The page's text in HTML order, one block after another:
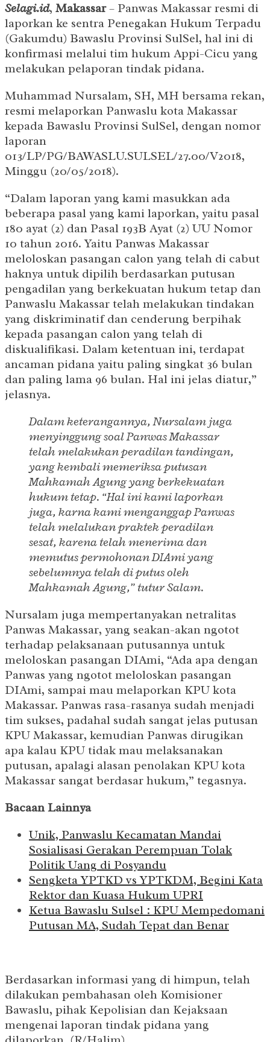
Selagi.id, Makassar– Panwas Makassar resmi di
laporkan ke sentra Penegakan Hukum Terpadu
(Gakumdu) Bawaslu Provinsi SulSel, hal ini di
konfirmasi melalui tim hukum Appi-Cicu yang
melakukan pelaporan tindak pidana.
Muhammad Nursalam, SH, MH bersama rekan,
resmi melaporkan Panwaslu kota Makassar
kepada Bawaslu Provinsi SulSel, dengan nomor
laporan
013/LP/PG/BAWASLU.SULSEL/27.00/V2018,
Minggu (20/05/2018).
“Dalam laporan yang kami masukkan ada
beberapa pasal yang kami laporkan, yaitu pasal
180 ayat (2) dan Pasal 193B Ayat (2) UU Nomor
10 tahun 2016. Yaitu Panwas Makassar
meloloskan pasangan calon yang telah di cabut
haknya untuk dipilih berdasarkan putusan
pengadilan yang berkekuatan hukum tetap dan
Panwaslu Makassar telah melakukan tindakan
yang diskriminatif dan cenderung berpihak
kepada pasangan calon yang telah di
diskualifikasi. Dalam ketentuan ini, terdapat
ancaman pidana yaitu paling singkat 36 bulan
dan paling lama 96 bulan. Hal ini jelas diatur,”
jelasnya.
Dalam keterangannya, Nursalam juga
menyinggung soal Panwas Makassar
telah melakukan peradilan tandingan,
yang kembali memeriksa putusan
Mahkamah Agung yang berkekuatan
hukum tetap. “Hal ini kami laporkan
juga, karna kami menganggap Panwas
telah melalukan praktek peradilan
sesat, karena telah menerima dan
memutus permohonan DIAmi yang
sebelumnya telah di putus oleh
Mahkamah Agung,” tutur Salam.
Nursalam juga mempertanyakan netralitas
Panwas Makassar, yang seakan-akan ngotot
terhadap pelaksanaan putusannya untuk
meloloskan pasangan DIAmi, “Ada apa dengan
Panwas yang ngotot meloloskan pasangan
DIAmi, sampai mau melaporkan KPU kota
Makassar. Panwas rasa-rasanya sudah menjadi
tim sukses, padahal sudah sangat jelas putusan
KPU Makassar, kemudian Panwas dirugikan
apa kalau KPU tidak mau melaksanakan
putusan, apalagi alasan penolakan KPU kota
Makassar sangat berdasar hukum,” tegasnya.
Bacaan Lainnya
Unik, Panwaslu Kecamatan Mandai
Sosialisasi Gerakan Perempuan Tolak
Politik Uang di Posyandu
Sengketa YPTKD vs YPTKDM, Begini Kata
Rektor dan Kuasa Hukum UPRI
Ketua Bawaslu Sulsel : KPU Mempedomani
Putusan MA, Sudah Tepat dan Benar
Berdasarkan informasi yang di himpun, telah
dilakukan pembahasan oleh Komisioner
Bawaslu, pihak Kepolisian dan Kejaksaan
mengenai laporan tindak pidana yang